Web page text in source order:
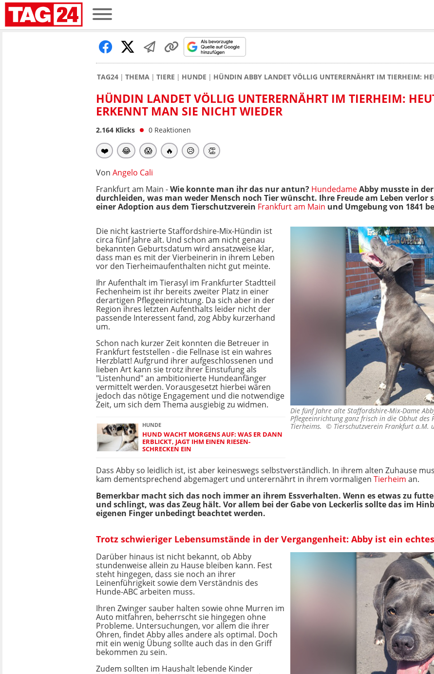
TAG24 THEMA TIERE HUNDE HÜNDIN ABBY LANDET VÖLLIG UNTERERNÄHRT IM TIERHEIM:
HÜNDIN LANDET VÖLLIG UNTERERNÄHRT IM TIERHEIM:
ERKENNT MAN SIE NICHT WIEDER
2.164 Klicks 0 Reaktionen
❤️ 😂 😱 🔥 😥 👏
Von Angelo Cali
Frankfurt am Main -Wie konnte man ihr das nur antun? HundedameAbby musste in
durchleiden, was man weder Mensch noch Tier wünscht. Ihre Freude am Leben verlor
einer Adoption aus dem Tierschutzverein Frankfurt am Main und Umgebung von 1841
Die fünf Jahre alte Staffordshire-Mix-Dame
Pflegeeinrichtung ganz frisch in die Obhut des
Tierheims. © Tierschutzverein Frankfurt a.M.
Die nicht kastrierte Staffordshire-Mix-Hündin ist
circa fünf Jahre alt. Und schon am nicht genau
bekannten Geburtsdatum wird ansatzweise klar,
dass man es mit der Vierbeinerin in ihrem Leben
vor den Tierheimaufenthalten nicht gut meinte.
Ihr Aufenthalt im Tierasyl im Frankfurter Stadtteil
Fechenheim ist ihr bereits zweiter Platz in einer
derartigen Pflegeeinrichtung. Da sich aber in der
Region ihres letzten Aufenthalts leider nicht der
passende Interessent fand, zog Abby kurzerhand
um.
Schon nach kurzer Zeit konnten die Betreuer in
Frankfurt feststellen - die Fellnase ist ein wahres
Herzblatt! Aufgrund ihrer aufgeschlossenen und
lieben Art kann sie trotz ihrer Einstufung als
"Listenhund" an ambitionierte Hundeanfänger
vermittelt werden. Vorausgesetzt hierbei wären
jedoch das nötige Engagement und die notwendige
Zeit, um sich dem Thema ausgiebig zu widmen.
HUNDE
HUND WACHT MORGENS AUF: WAS ER DANN
ERBLICKT, JAGT IHM EINEN RIESEN-
SCHRECKEN EIN
Dass Abby so leidlich ist, ist aber keineswegs selbstverständlich. In ihrem alten Zuhause
kam dementsprechend abgemagert und unterernährt in ihrem vormaligen Tierheim an.
Bemerkbar macht sich das noch immer an ihrem Essverhalten. Wenn es etwas zu
und schlingt, was das Zeug hält. Vor allem bei der Gabe von Leckerlis sollte das im
eigenen Finger unbedingt beachtet werden.
Trotz schwieriger Lebensumstände in der Vergangenheit: Abby ist ein
Darüber hinaus ist nicht bekannt, ob Abby
stundenweise allein zu Hause bleiben kann. Fest
steht hingegen, dass sie noch an ihrer
Leinenführigkeit sowie dem Verständnis des
Hunde-ABC arbeiten muss.
Ihren Zwinger sauber halten sowie ohne Murren im
Auto mitfahren, beherrscht sie hingegen ohne
Probleme. Untersuchungen, vor allem die ihrer
Ohren, findet Abby alles andere als optimal. Doch
mit ein wenig Übung sollte auch das in den Griff
bekommen zu sein.
Zudem sollten im Haushalt lebende Kinder